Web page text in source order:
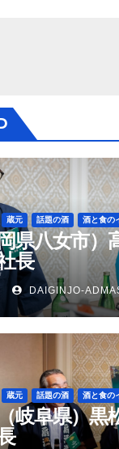
蔵元 話題の酒 酒と食の
県八女市）
長
DAIGINJO-
蔵元 話題の酒 酒と食の
岐阜県）黒